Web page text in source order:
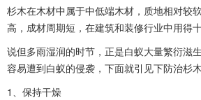
杉木在木材中属于中低端木材，质地相对较
高，成材周期短，在建筑和装修行业中用得十
说但多雨湿润的时节，正是白蚁大量繁衍滋
容易遭到白蚁的侵袭，下面就引见下防治杉
1、保持干燥